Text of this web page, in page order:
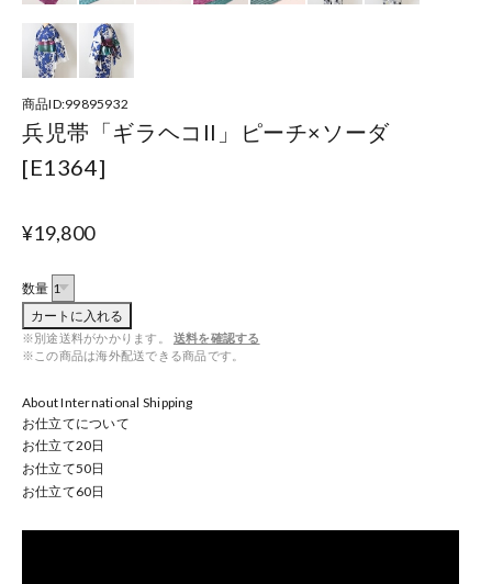
商品ID:99895932
兵児帯「ギラヘコII」ピーチ×ソーダ
[E1364]
¥19,800
数量
カートに入れる
※別途送料がかかります。
送料を確認する
※この商品は海外配送できる商品です。
About International Shipping
お仕立てについて
お仕立て20日
お仕立て50日
お仕立て60日